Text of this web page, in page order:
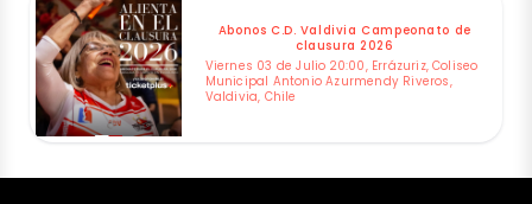
Abonos C.D. Valdivia Campeonato de
clausura 2026
Viernes 03 de Julio 20:00, Errázuriz, Coliseo
Municipal Antonio Azurmendy Riveros,
Valdivia, Chile